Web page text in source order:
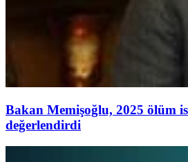
Bakan Memişoğlu, 2025 ölüm
değerlendirdi